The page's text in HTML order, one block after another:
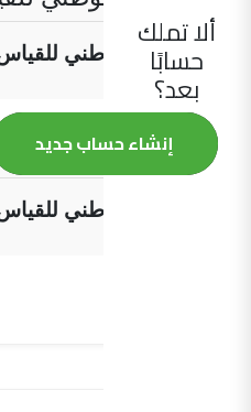
ألا تملك
حسابًا
بعد؟
إنشاء حساب جديد
المركز الوطني
المعهد المرجعي
المركز الوطني